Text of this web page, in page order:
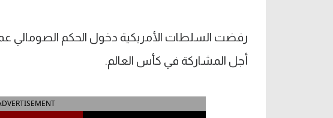
رفضت السلطات الأمريكية دخول الحكم الصومالي عمر
أجل المشاركة في كأس العالم.